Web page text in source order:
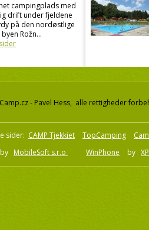
campingplads med
drift under fjeldene
på den nordøstlige
Rožn...
- Pavel Hess, alle rettigheder
sider: CAMP Tjekkiet TopCamping
by MobileSoft s.r.o WinPhone by